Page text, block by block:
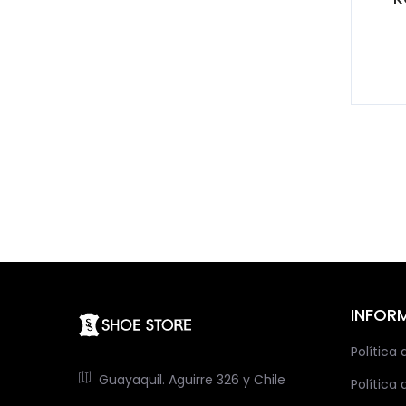
Guayaquil. Aguirre 326 y Chile
Política
Política